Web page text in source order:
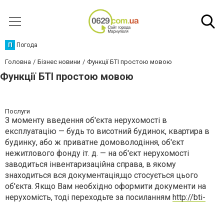
П Погода
Головна Бізнес новини Функції БТІ простою мовою
Функції БТІ простою мовою
Послуги
З моменту введення об'єкта нерухомості в
експлуатацію — будь то висотний будинок, квартира в
будинку, або ж приватне домоволодіння, об'єкт
нежитлового фонду іт. д. — на об'єкт нерухомості
заводиться інвентаризаційна справа, в якому
знаходиться вся документація,що стосується цього
об'єкта. Якщо Вам необхідно оформити документи на
нерухомість, тоді переходьте за посиланням http://bti-